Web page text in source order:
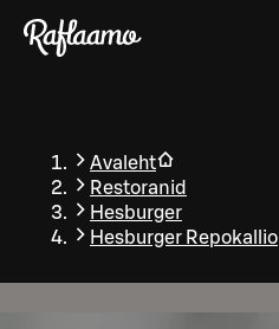
Liigu peamise sisu juurde
Avaleht
Restoranid
Hesburger
Hesburger Repokallio